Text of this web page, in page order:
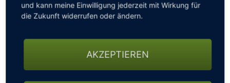
GOLFHOTELS
nicht sein. Umgeben von unzähligen Bäumen und
sattgrünen Wiesen befindet sich der Golfplatz direkt
und kann meine Einwilligung jederzeit mit Wirkung für
die Zukunft widerrufen oder ändern.
AKZEPTIEREN